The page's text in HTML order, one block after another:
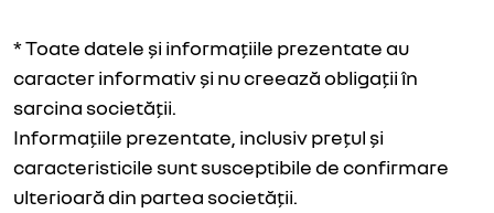
* Toate datele și informațiile prezentate au
caracter informativ și nu creează obligații în
sarcina societății.
Informațiile prezentate, inclusiv prețul și
caracteristicile sunt susceptibile de confirmare
ulterioară din partea societății.